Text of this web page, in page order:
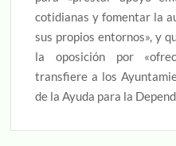
cotidianas y fomentar la
sus propios entornos», y
la oposición por
transfiere a los
de la Ayuda para la